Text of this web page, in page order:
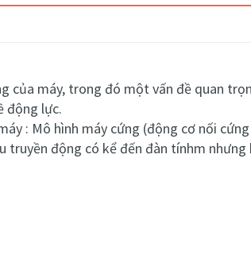
của máy, trong đó một vấn đề quan
động lực.
: Mô hình máy cứng (động cơ nối
động có kể đến đàn tínhm